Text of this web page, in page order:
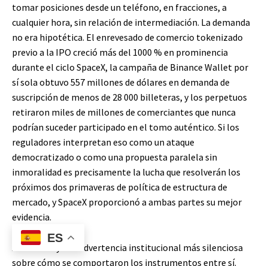
tomar posiciones desde un teléfono, en fracciones, a
cualquier hora, sin relación de intermediación. La demanda
no era hipotética. El enrevesado de comercio tokenizado
previo a la IPO creció más del 1000 % en prominencia
durante el ciclo SpaceX, la campaña de Binance Wallet por
sí sola obtuvo 557 millones de dólares en demanda de
suscripción de menos de 28 000 billeteras, y los perpetuos
retiraron miles de millones de comerciantes que nunca
podrían suceder participado en el tomo auténtico. Si los
reguladores interpretan eso como un ataque
democratizado o como una propuesta paralela sin
inmoralidad es precisamente la lucha que resolverán los
próximos dos primaveras de política de estructura de
mercado, y SpaceX proporcionó a ambas partes su mejor
evidencia.
Además hay una advertencia institucional más silenciosa
sobre cómo se comportaron los instrumentos entre sí.
ES